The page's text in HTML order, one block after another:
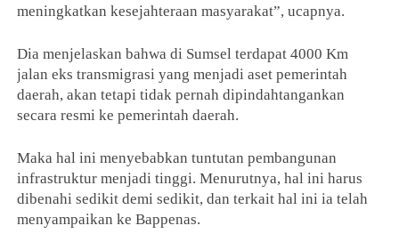
meningkatkan kesejahteraan masyarakat”, ucapnya.
Dia menjelaskan bahwa di Sumsel terdapat 4000 Km
jalan eks transmigrasi yang menjadi aset pemerintah
daerah, akan tetapi tidak pernah dipindahtangankan
secara resmi ke pemerintah daerah.
Maka hal ini menyebabkan tuntutan pembangunan
infrastruktur menjadi tinggi. Menurutnya, hal ini harus
dibenahi sedikit demi sedikit, dan terkait hal ini ia telah
menyampaikan ke Bappenas.